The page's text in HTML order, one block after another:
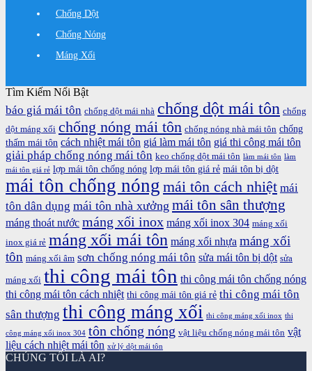
Chống Dột
Chống Nóng
Máng Xối
Tìm Kiếm Nổi Bật
báo giá mái tôn chống dột mái nhà chống dột mái tôn chống
dột máng xối chống nóng mái tôn chống nóng nhà mái tôn chống
thấm mái tôn cách nhiệt mái tôn giá làm mái tôn giá thi công mái tôn
giải pháp chống nóng mái tôn keo chống dột mái tôn làm mái tôn làm
mái tôn giá rẻ lợp mái tôn chống nóng lợp mái tôn giá rẻ mái tôn bị dột
mái tôn chống nóng mái tôn cách nhiệt mái
tôn dân dụng mái tôn nhà xưởng mái tôn sân thượng
máng thoát nước máng xối inox máng xối inox 304 máng xối
inox giá rẻ máng xối mái tôn máng xối nhựa máng xối
tôn máng xối âm sơn chống nóng mái tôn sửa mái tôn bị dột sửa
máng xối thi công mái tôn thi công mái tôn chống nóng
thi công mái tôn cách nhiệt thi công mái tôn giá rẻ thi công mái tôn
sân thượng thi công máng xối thi công máng xối inox thi
công máng xối inox 304 tôn chống nóng vật liệu chống nóng mái tôn vật
liệu cách nhiệt mái tôn xử lý dột mái tôn
CHÚNG TÔI LÀ AI?